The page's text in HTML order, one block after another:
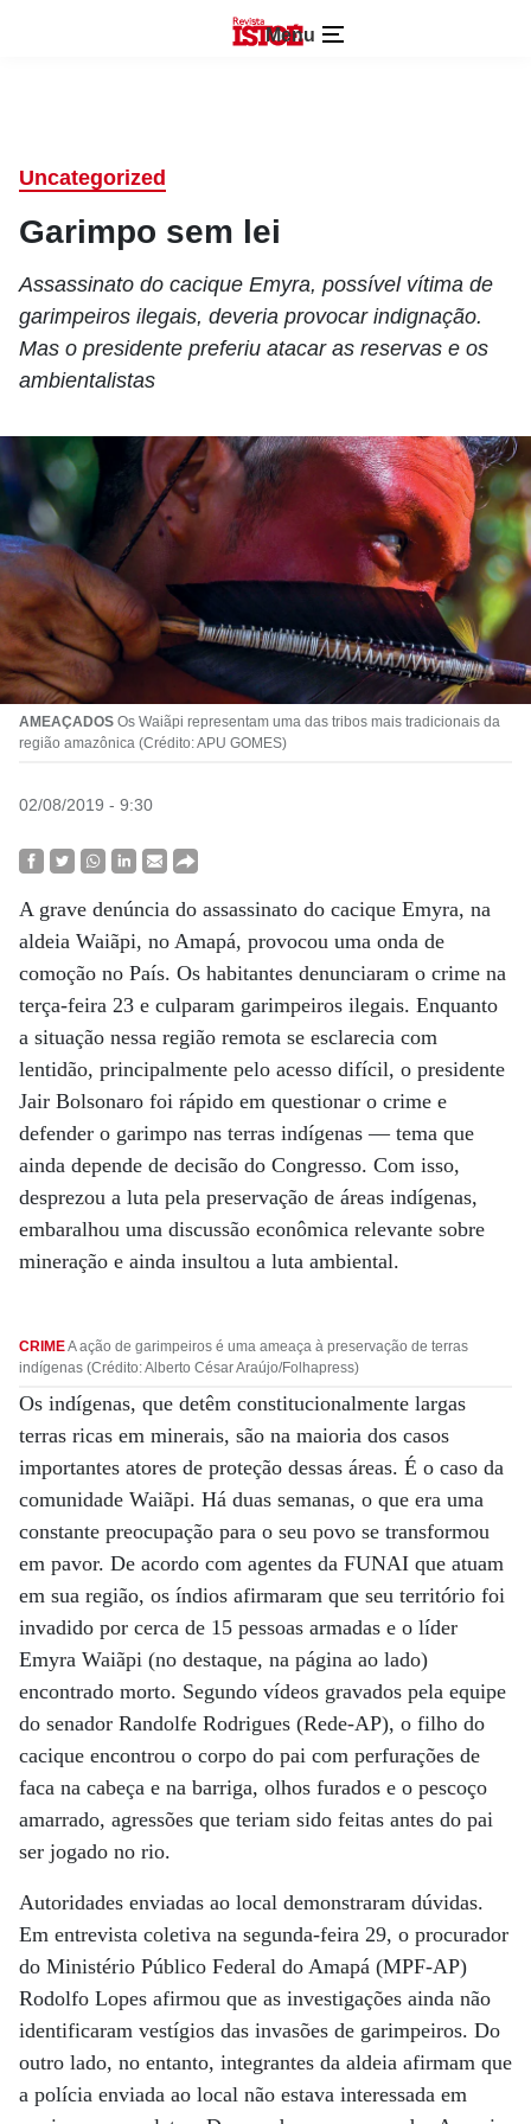
Menu
Uncategorized
Garimpo sem lei
Assassinato do cacique Emyra, possível vítima de
garimpeiros ilegais, deveria provocar indignação.
Mas o presidente preferiu atacar as reservas e os
ambientalistas
AMEAÇADOS Os Waiãpi representam uma das tribos mais tradicionais da
região amazônica (Crédito: APU GOMES)
02/08/2019 - 9:30
A grave denúncia do assassinato do cacique Emyra, na
aldeia Waiãpi, no Amapá, provocou uma onda de
comoção no País. Os habitantes denunciaram o crime na
terça-feira 23 e culparam garimpeiros ilegais. Enquanto
a situação nessa região remota se esclarecia com
lentidão, principalmente pelo acesso difícil, o presidente
Jair Bolsonaro foi rápido em questionar o crime e
defender o garimpo nas terras indígenas — tema que
ainda depende de decisão do Congresso. Com isso,
desprezou a luta pela preservação de áreas indígenas,
embaralhou uma discussão econômica relevante sobre
mineração e ainda insultou a luta ambiental.
CRIMEA ação de garimpeiros é uma ameaça à preservação de terras
indígenas (Crédito: Alberto César Araújo/Folhapress)
Os indígenas, que detêm constitucionalmente largas
terras ricas em minerais, são na maioria dos casos
importantes atores de proteção dessas áreas. É o caso da
comunidade Waiãpi. Há duas semanas, o que era uma
constante preocupação para o seu povo se transformou
em pavor. De acordo com agentes da FUNAI que atuam
em sua região, os índios afirmaram que seu território foi
invadido por cerca de 15 pessoas armadas e o líder
Emyra Waiãpi (no destaque, na página ao lado)
encontrado morto. Segundo vídeos gravados pela equipe
do senador Randolfe Rodrigues (Rede-AP), o filho do
cacique encontrou o corpo do pai com perfurações de
faca na cabeça e na barriga, olhos furados e o pescoço
amarrado, agressões que teriam sido feitas antes do pai
ser jogado no rio.
Autoridades enviadas ao local demonstraram dúvidas.
Em entrevista coletiva na segunda-feira 29, o procurador
do Ministério Público Federal do Amapá (MPF-AP)
Rodolfo Lopes afirmou que as investigações ainda não
identificaram vestígios das invasões de garimpeiros. Do
outro lado, no entanto, integrantes da aldeia afirmam que
a polícia enviada ao local não estava interessada em